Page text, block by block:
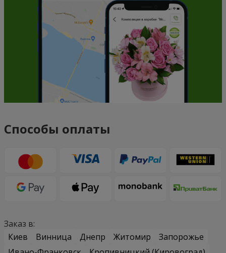
Способы оплаты
Заказ в:
Киев
Винница Днепр Житомир
Запорожье